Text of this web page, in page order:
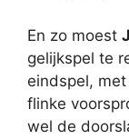
En zo moest
gelijkspel te
eindspel,
flinke
wel de